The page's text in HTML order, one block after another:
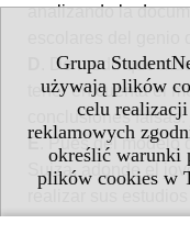
Grupa
używają plików
celu
reklamowych
określić warunki
plików cookies w
analizando la
. De modo que
tener en cuenta el
conclusiones falsas.
E. Pues del modelo
Suiza, adonde el